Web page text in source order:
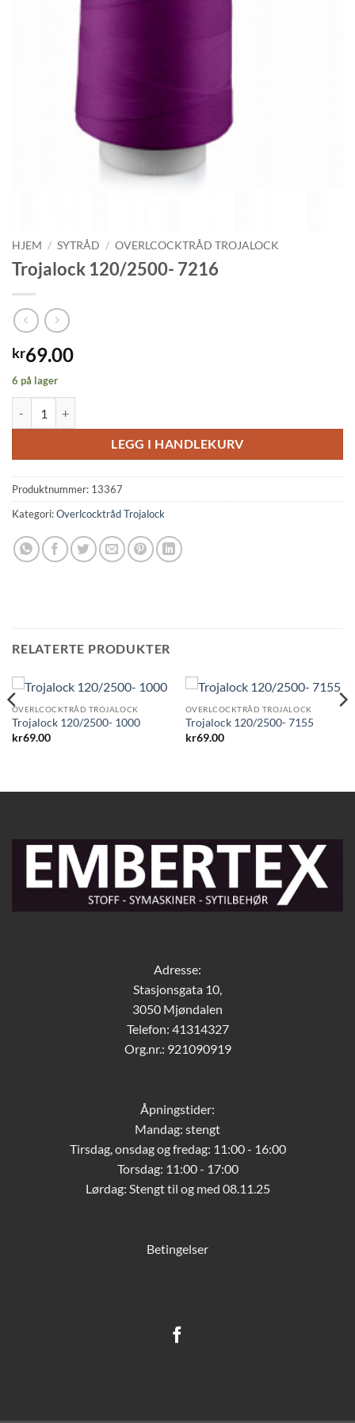
HJEM / SYTRÅD / OVERLCOCKTRÅD TROJALOCK
Trojalock 120/2500- 7216
kr69.00
6 på lager
LEGG I HANDLEKURV
Produktnummer: 13367
Kategori:Overlcocktråd Trojalock
RELATERTE PRODUKTER
OVERLCOCKTRÅD TROJALOCK
Trojalock 120/2500- 1000
kr69.00
OVERLCOCKTRÅD TROJALOCK
Trojalock 120/2500- 7155
kr69.00
Adresse:
Stasjonsgata 10,
3050 Mjøndalen
Telefon: 41314327
Org.nr.: 921090919
Åpningstider:
Mandag: stengt
Tirsdag, onsdag og fredag: 11:00 - 16:00
Torsdag: 11:00 - 17:00
Lørdag: Stengt til og med 08.11.25
Betingelser